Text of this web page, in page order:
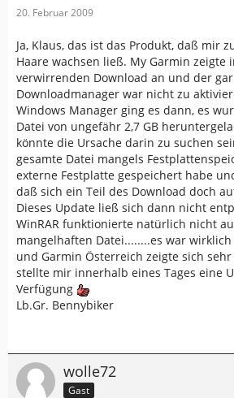
20. Februar 2009
Ja, Klaus, das ist das Produkt, daß mir
Haare wachsen ließ. My Garmin zeigte
verwirrenden Download an und der
Downloadmanager war nicht zu
Windows Manager ging es dann, es
Datei von ungefähr 2,7 GB
könnte die Ursache darin zu suchen
gesamte Datei mangels
externe Festplatte gespeichert habe
daß sich ein Teil des Download doch
Dieses Update ließ sich dann nicht
WinRAR funktionierte natürlich nicht
mangelhaften Datei........es war
und Garmin Österreich zeigte sich
stellte mir innerhalb eines Tages eine
Verfügung
Lb.Gr. Bennybiker
wolle72
Gast